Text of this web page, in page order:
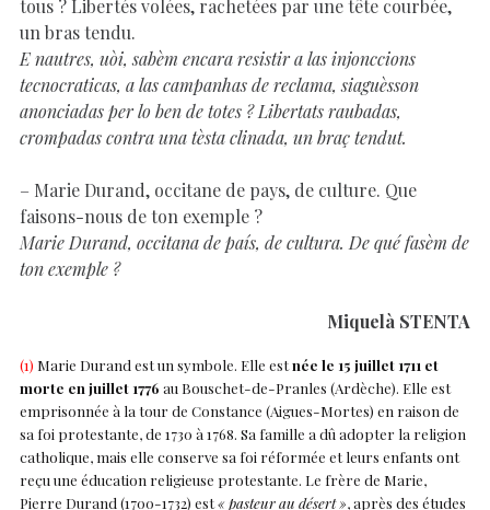
tous ? Libertés volées, rachetées par une tête courbée,
un bras tendu.
E nautres, uòi, sabèm encara resistir a las injonccions
tecnocraticas, a las campanhas de reclama, siaguèsson
anonciadas per lo ben de totes ? Libertats raubadas,
crompadas contra una tèsta clinada, un braç tendut.
– Marie Durand, occitane de pays, de culture. Que
faisons-nous de ton exemple ?
Marie Durand, occitana de país, de cultura. De qué fasèm de
ton exemple ?
Miquelà STENTA
(1) Marie Durand est un symbole. Elle estnée le 15 juillet 1711 et
morte en juillet 1776 au Bouschet-de-Pranles (Ardèche). Elle est
emprisonnée à la tour de Constance (Aigues-Mortes) en raison de
sa foi protestante, de 1730 à 1768. Sa famille a dû adopter la religion
catholique, mais elle conserve sa foi réformée et leurs enfants ont
reçu une éducation religieuse protestante. Le frère de Marie,
Pierre Durand (1700-1732) est« pasteur au désert », après des études